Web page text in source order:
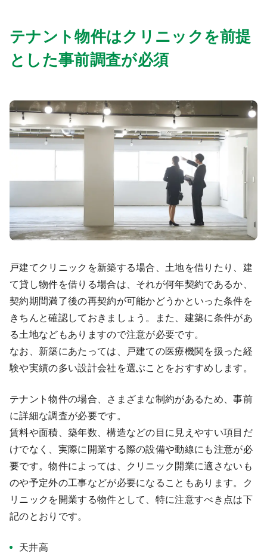
テナント物件はクリニックを前提
とした事前調査が必須
戸建てクリニックを新築する場合、土地を借りたり、建
て貸し物件を借りる場合は、それが何年契約であるか、
契約期間満了後の再契約が可能かどうかといった条件を
きちんと確認しておきましょう。また、建築に条件があ
る土地などもありますので注意が必要です。
なお、新築にあたっては、戸建ての医療機関を扱った経
験や実績の多い設計会社を選ぶことをおすすめします。
テナント物件の場合、さまざまな制約があるため、事前
に詳細な調査が必要です。
賃料や面積、築年数、構造などの目に見えやすい項目だ
けでなく、実際に開業する際の設備や動線にも注意が必
要です。物件によっては、クリニック開業に適さないも
のや予定外の工事などが必要になることもあります。ク
リニックを開業する物件として、特に注意すべき点は下
記のとおりです。
天井高